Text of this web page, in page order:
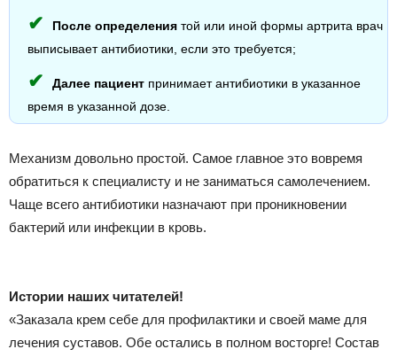
После определения той или иной формы артрита врач
выписывает антибиотики, если это требуется;
Далее пациент принимает антибиотики в указанное
время в указанной дозе.
Механизм довольно простой. Самое главное это вовремя
обратиться к специалисту и не заниматься самолечением.
Чаще всего антибиотики назначают при проникновении
бактерий или инфекции в кровь.
Истории наших читателей!
«Заказала крем себе для профилактики и своей маме для
лечения суставов. Обе остались в полном восторге! Состав